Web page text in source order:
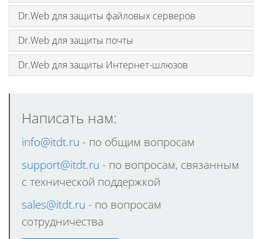
Dr.Web для защиты файловых серверов
Dr.Web для защиты почты
Dr.Web для защиты Интернет-шлюзов
Написать нам:
info@itdt.ru - по общим вопроcам
support@itdt.ru - по вопросам, связанным
с технической поддержкой
sales@itdt.ru - по вопросам
сотрудничества